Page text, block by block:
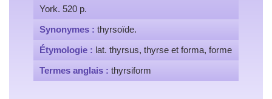
York. 520 p.
Synonymes : thyrsoïde.
Étymologie : lat. thyrsus, thyrse et forma, forme
Termes anglais : thyrsiform